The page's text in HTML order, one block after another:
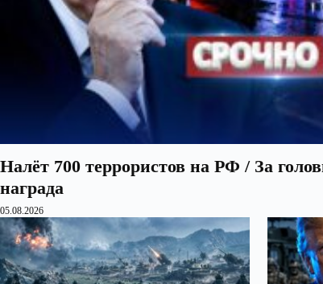
Налёт 700 террористов на РФ / За
награда
05.08.2026